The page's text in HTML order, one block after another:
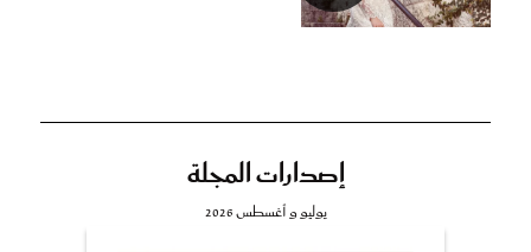
إصدارات المجلة
يوليو و أغسطس 2026